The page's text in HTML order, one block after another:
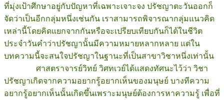
ที่มุ่งเป้าศึกษาอยู่กับปัญหาที่เฉพาะเจาะจง ปรัชญาตะวันออกก็
จัดว่าเป็นอีกกลุ่มหนึ่งเช่นกัน เราสามารถพิจารณากลุ่มแนวคิด
เหล่านี้โดยคิดแยกจากกันหรือจะเปรียบเทียบกันก็ได้ในชีวิต
ประจำวันคำว่าปรัชญานั้นมีความหมายหลากหลาย แต่ใน
บทความนี้จะสนใจปรัชญาในฐานะที่เป็นสาขาวิชาหนึ่งเท่านั้น
ศาสตราจารย์วิทย์ วิศทเวย์ได้แสดงทัศนะไว้ว่า วิชา
ปรัชญาเกิดจากความอยากรู้อยากเห็นของมนุษย์ บางทีความ
อยากรู้อยากเห็นนั้นเกิดขึ้นเพราะมนุษย์ต้องการหาความรู้ เพื่อที่